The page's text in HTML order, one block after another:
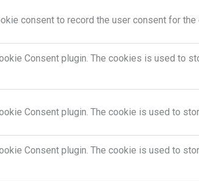
consent to record the user consent for
Consent plugin. The cookies is used to
Consent plugin. The cookie is used to
Consent plugin. The cookie is used to